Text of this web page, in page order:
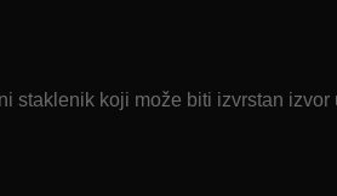
koji može biti izvrstan